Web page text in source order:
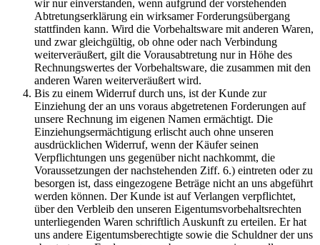
wir nur einverstanden, wenn aufgrund der vorstehenden
Abtretungserklärung ein wirksamer Forderungsübergang
stattfinden kann. Wird die Vorbehaltsware mit anderen Waren,
und zwar gleichgültig, ob ohne oder nach Verbindung
weiterveräußert, gilt die Vorausabtretung nur in Höhe des
Rechnungswertes der Vorbehaltsware, die zusammen mit den
anderen Waren weiterveräußert wird.
Bis zu einem Widerruf durch uns, ist der Kunde zur
Einziehung der an uns voraus abgetretenen Forderungen auf
unsere Rechnung im eigenen Namen ermächtigt. Die
Einziehungsermächtigung erlischt auch ohne unseren
ausdrücklichen Widerruf, wenn der Käufer seinen
Verpflichtungen uns gegenüber nicht nachkommt, die
Voraussetzungen der nachstehenden Ziff. 6.) eintreten oder zu
besorgen ist, dass eingezogene Beträge nicht an uns abgeführt
werden können. Der Kunde ist auf Verlangen verpflichtet,
über den Verbleib den unseren Eigentumsvorbehaltsrechten
unterliegenden Waren schriftlich Auskunft zu erteilen. Er hat
uns andere Eigentumsberechtigte sowie die Schuldner der uns